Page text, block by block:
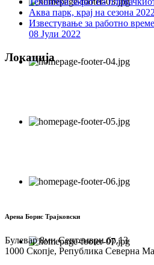
Аква парк, крај на сезона
Известување за работно
08 Јули 2022
Локација
Арена Борис Трајковски
Булевар 8ми Септември бр.13
1000 Скопје, Република Северна